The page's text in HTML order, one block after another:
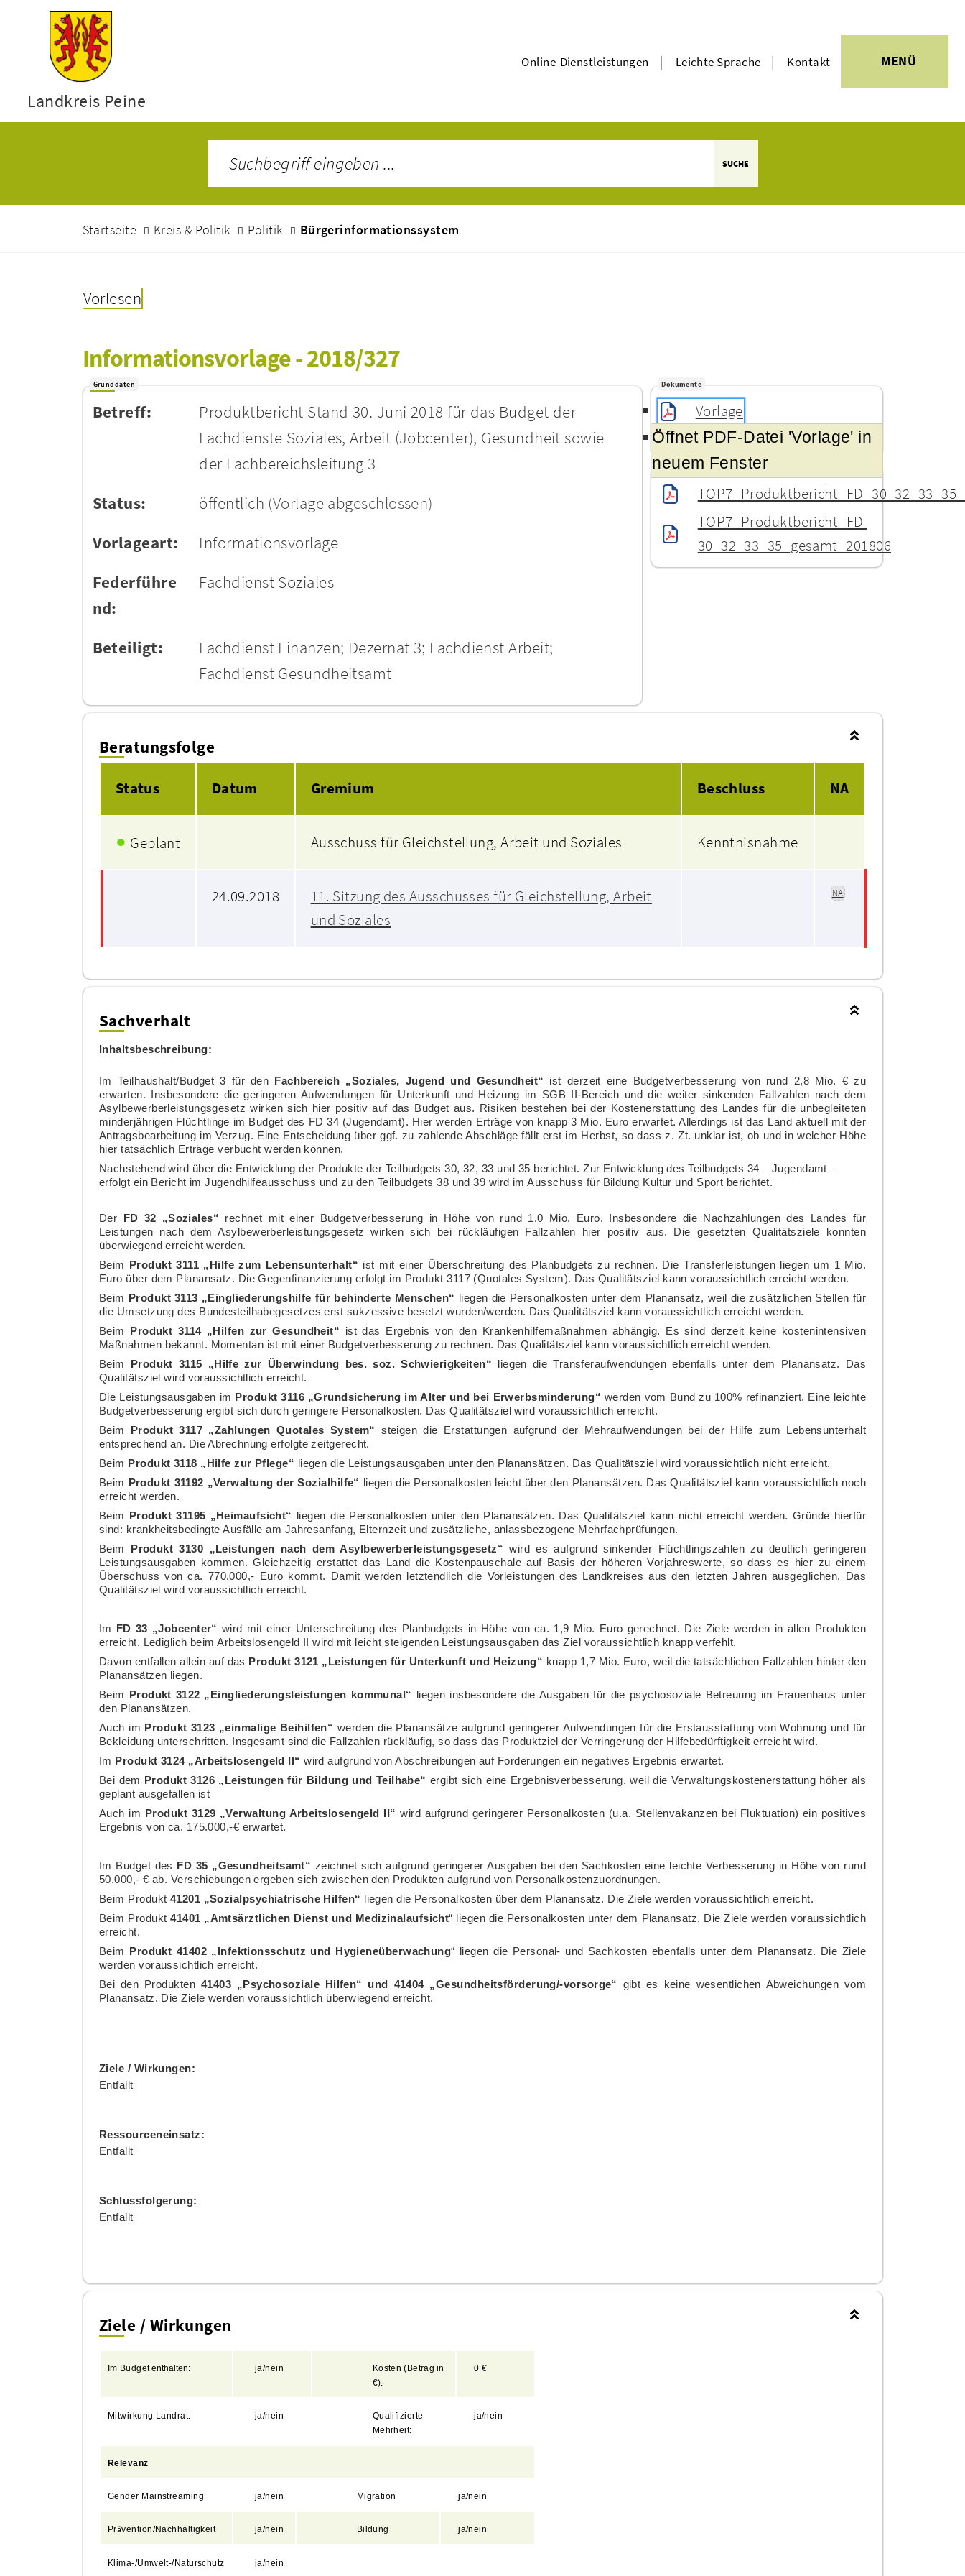
Landkreis Peine
Online-Dienstleistungen | Leichte Sprache | Kontakt MENÜ
SUCHE
Startseite Kreis & Politik Politik Bürgerinformationssystem
Vorlesen
Informationsvorlage - 2018/327
Grunddaten
Betreff:
Produktbericht Stand 30. Juni 2018 für das Budget der
Fachdienste Soziales, Arbeit (Jobcenter), Gesundheit sowie
der Fachbereichsleitung 3
Status:
öffentlich (Vorlage abgeschlossen)
Vorlageart:
Informationsvorlage
Federführe
nd:
Fachdienst Soziales
Beteiligt:
Fachdienst Finanzen; Dezernat 3; Fachdienst Arbeit;
Fachdienst Gesundheitsamt
Dokumente
Vorlage
Öffnet PDF-Datei 'Vorlage' in
neuem Fenster
Sammeldokument
Anlagen
TOP7_Produktbericht_FD
30_32_33_35_gesamt_201806
Beratungsfolge
Status
Datum Gremium Beschluss NA
● Geplant Ausschuss für Gleichstellung, Arbeit und Soziales Kenntnisnahme
24.09.2018
11. Sitzung des Ausschusses für Gleichstellung, Arbeit
und Soziales
NA
Sachverhalt
Inhaltsbeschreibung:
Im Teilhaushalt/Budget 3 für den Fachbereich „Soziales, Jugend und Gesundheit“ ist derzeit eine Budgetverbesserung von rund 2,8 Mio. € zu
erwarten. Insbesondere die geringeren Aufwendungen für Unterkunft und Heizung im SGB II-Bereich und die weiter sinkenden Fallzahlen nach dem
Asylbewerberleistungsgesetz wirken sich hier positiv auf das Budget aus. Risiken bestehen bei der Kostenerstattung des Landes für die unbegleiteten
minderjährigen Flüchtlinge im Budget des FD 34 (Jugendamt). Hier werden Erträge von knapp 3 Mio. Euro erwartet. Allerdings ist das Land aktuell mit der
Antragsbearbeitung im Verzug. Eine Entscheidung über ggf. zu zahlende Abschläge fällt erst im Herbst, so dass z. Zt. unklar ist, ob und in welcher Höhe
hier tatsächlich Erträge verbucht werden können.
Nachstehend wird über die Entwicklung der Produkte der Teilbudgets 30, 32, 33 und 35 berichtet. Zur Entwicklung des Teilbudgets 34 – Jugendamt –
erfolgt ein Bericht im Jugendhilfeausschuss und zu den Teilbudgets 38 und 39 wird im Ausschuss für Bildung Kultur und Sport berichtet.
Der FD 32 „Soziales“ rechnet mit einer Budgetverbesserung in Höhe von rund 1,0 Mio. Euro. Insbesondere die Nachzahlungen des Landes für
Leistungen nach dem Asylbewerberleistungsgesetz wirken sich bei rückläufigen Fallzahlen hier positiv aus. Die gesetzten Qualitätsziele konnten
überwiegend erreicht werden.
Beim
Produkt 3111 „Hilfe zum Lebensunterhalt“ ist mit einer Überschreitung des Planbudgets zu rechnen. Die Transferleistungen liegen um 1 Mio.
Euro über dem Planansatz. Die Gegenfinanzierung erfolgt im Produkt 3117 (Quotales System). Das Qualitätsziel kann voraussichtlich erreicht werden.
Beim
Produkt 3113 „Eingliederungshilfe für behinderte Menschen“
liegen die Personalkosten unter dem Planansatz, weil die zusätzlichen Stellen für
die Umsetzung des Bundesteilhabegesetzes erst sukzessive besetzt wurden/werden. Das Qualitätsziel kann voraussichtlich erreicht werden.
Beim
Produkt 3114 „Hilfen zur Gesundheit“ ist das Ergebnis von den Krankenhilfemaßnahmen abhängig. Es sind derzeit keine kostenintensiven
Maßnahmen bekannt. Momentan ist mit einer Budgetverbesserung zu rechnen. Das Qualitätsziel kann voraussichtlich erreicht werden.
Beim
Produkt 3115 „Hilfe zur Überwindung bes. soz. Schwierigkeiten“ liegen die Transferaufwendungen ebenfalls unter dem Planansatz. Das
Qualitätsziel wird voraussichtlich erreicht.
Die Leistungsausgaben im Produkt 3116 „Grundsicherung im Alter und bei Erwerbsminderung“ werden vom Bund zu 100% refinanziert. Eine leichte
Budgetverbesserung ergibt sich durch geringere Personalkosten. Das Qualitätsziel wird voraussichtlich erreicht.
Beim
Produkt 3117 „Zahlungen Quotales System“
steigen die Erstattungen aufgrund der Mehraufwendungen bei der Hilfe zum Lebensunterhalt
entsprechend an. Die Abrechnung erfolgte zeitgerecht.
Beim Produkt 3118 „Hilfe zur Pflege“ liegen die Leistungsausgaben unter den Planansätzen. Das Qualitätsziel wird voraussichtlich nicht erreicht.
Beim
Produkt 31192 „Verwaltung der Sozialhilfe“
liegen die Personalkosten leicht über den Planansätzen. Das Qualitätsziel kann voraussichtlich noch
erreicht werden.
Beim
Produkt 31195 „Heimaufsicht“
liegen die Personalkosten unter den Planansätzen. Das Qualitätsziel kann nicht erreicht werden. Gründe hierfür
sind: krankheitsbedingte Ausfälle am Jahresanfang, Elternzeit und zusätzliche, anlassbezogene Mehrfachprüfungen.
Beim
Produkt 3130 „Leistungen nach dem Asylbewerberleistungsgesetz“ wird es aufgrund sinkender Flüchtlingszahlen zu deutlich geringeren
Leistungsausgaben kommen. Gleichzeitig erstattet das Land die Kostenpauschale auf Basis der höheren Vorjahreswerte, so dass es hier zu einem
Überschuss von ca. 770.000,- Euro kommt. Damit werden letztendlich die Vorleistungen des Landkreises aus den letzten Jahren ausgeglichen. Das
Qualitätsziel wird voraussichtlich erreicht.
Im FD 33 „Jobcenter“ wird mit einer Unterschreitung des Planbudgets in Höhe von ca. 1,9 Mio. Euro gerechnet. Die Ziele werden in allen Produkten
erreicht. Lediglich beim Arbeitslosengeld II wird mit leicht steigenden Leistungsausgaben das Ziel voraussichtlich knapp verfehlt.
Davon entfallen allein auf das Produkt 3121 „Leistungen für Unterkunft und Heizung“ knapp 1,7 Mio. Euro, weil die tatsächlichen Fallzahlen hinter den
Planansätzen liegen.
Beim
Produkt 3122 „Eingliederungsleistungen kommunal“
liegen insbesondere die Ausgaben für die psychosoziale Betreuung im Frauenhaus unter
den Planansätzen.
Auch im Produkt 3123 „einmalige Beihilfen“ werden die Planansätze aufgrund geringerer Aufwendungen für die Erstausstattung von Wohnung und für
Bekleidung unterschritten. Insgesamt sind die Fallzahlen rückläufig, so dass das Produktziel der Verringerung der Hilfebedürftigkeit erreicht wird.
Im Produkt 3124 „Arbeitslosengeld II“ wird aufgrund von Abschreibungen auf Forderungen ein negatives Ergebnis erwartet.
Bei dem
Produkt 3126 „Leistungen für Bildung und Teilhabe“ ergibt sich eine Ergebnisverbesserung, weil die Verwaltungskostenerstattung höher als
geplant ausgefallen ist
Auch im
Produkt 3129 „Verwaltung Arbeitslosengeld II“ wird aufgrund geringerer Personalkosten (u.a. Stellenvakanzen bei Fluktuation) ein positives
Ergebnis von ca. 175.000,-€ erwartet.
Im Budget des FD 35 „Gesundheitsamt“ zeichnet sich aufgrund geringerer Ausgaben bei den Sachkosten eine leichte Verbesserung in Höhe von rund
50.000,- € ab. Verschiebungen ergeben sich zwischen den Produkten aufgrund von Personalkostenzuordnungen.
Beim Produkt 41201 „Sozialpsychiatrische Hilfen“
liegen die Personalkosten über dem Planansatz. Die Ziele werden voraussichtlich erreicht.
Beim Produkt41401 „Amtsärztlichen Dienst und Medizinalaufsicht“ liegen die Personalkosten unter dem Planansatz. Die Ziele werden voraussichtlich
erreicht.
Beim
Produkt 41402 „Infektionsschutz und Hygieneüberwachung“ liegen die Personal- und Sachkosten ebenfalls unter dem Planansatz. Die Ziele
werden voraussichtlich erreicht.
Bei den Produkten 41403 „Psychosoziale Hilfen“ und 41404 „Gesundheitsförderung/-vorsorge“
gibt es keine wesentlichen Abweichungen vom
Planansatz. Die Ziele werden voraussichtlich überwiegend erreicht.
Ziele / Wirkungen:
Entfällt
Ressourceneinsatz:
Entfällt
Schlussfolgerung:
Entfällt
Ziele / Wirkungen
Im Budget enthalten: ja/nein Kosten (Betrag in
€):
0 €
Mitwirkung Landrat: ja/nein
Qualifizierte
Mehrheit:
ja/nein
Relevanz
Gender Mainstreaming ja/nein Migration ja/nein
Prävention/Nachhaltigkeit ja/nein Bildung ja/nein
Klima-/Umwelt-/Naturschutz ja/nein